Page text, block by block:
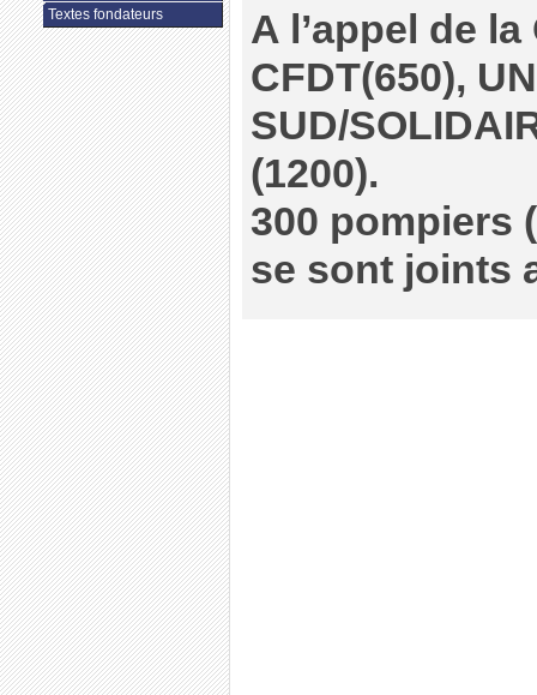
A l’appel de la
CFDT(650),
SUD/
(1200).
300 pompiers
se sont joints
Textes fondateurs